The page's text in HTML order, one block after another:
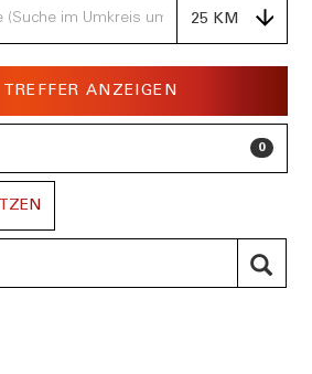
25 KM
ANZEIGEN
0